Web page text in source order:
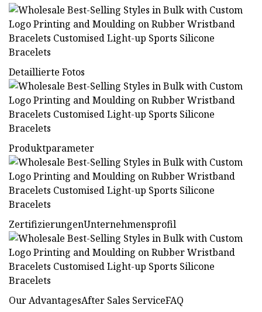
Detaillierte Fotos
Produktparameter
ZertifizierungenUnternehmensprofil
Our AdvantagesAfter Sales ServiceFAQ